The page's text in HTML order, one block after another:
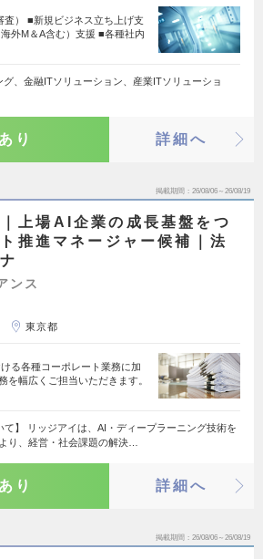
） ■新規ビジネス立ち上げ支
外M＆A含む）支援 ■各種社内
グ、金融ITソリューション、産業ITソリューショ
り 詳細へ
掲載期間 26/08/06～26/08/19
上場AI企業の成長基盤をつ
推進マネージャー候補｜法
ンス
東京都
る各種コーポレート業務に加
を幅広くご担当いただきます。
て】 リッジアイは、AI・ディープラーニング技術を
り、経営・社会課題の解決…
り 詳細へ
掲載期間 26/08/06～26/08/19